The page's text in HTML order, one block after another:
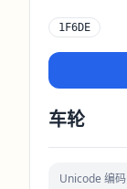
1F6DE
车轮
Unicode 编码